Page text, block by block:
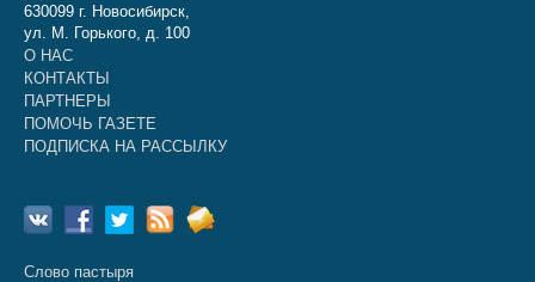
630099 г. Новосибирск,
ул. М. Горького, д. 100
О НАС
КОНТАКТЫ
ПАРТНЕРЫ
ПОМОЧЬ ГАЗЕТЕ
ПОДПИСКА НА РАССЫЛКУ
Слово пастыря